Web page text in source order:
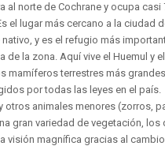
al norte de Cochrane y ocupa casi
el lugar más cercano a la ciudad
nativo, y es el refugio más
de la zona. Aquí vive el Huemul y el
mamíferos terrestres más
por todas las leyes en el país.
otros animales menores (zorros,
gran variedad de vegetación, los
visión magnífica gracias al